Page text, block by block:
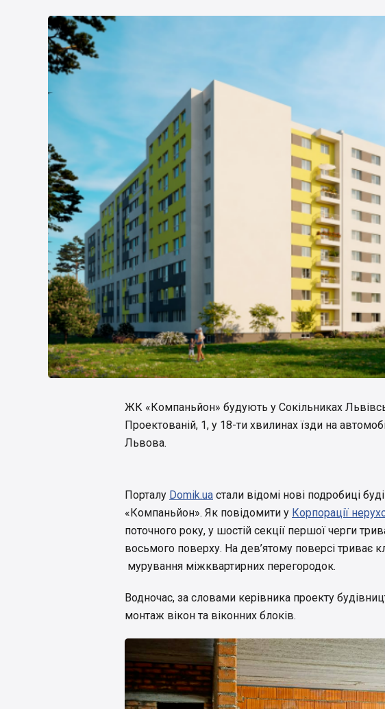
ЖК «Компаньйон» будують у Сокільниках
Проектованій, 1, у 18-ти хвилинах їзди на
Львова.
Порталу Domik.ua стали відомі нові подробиці
«Компаньйон». Як повідомити у Корпорації
поточного року, у шостій секції першої черги
восьмого поверху. На дев’ятому поверсі триває
мурування міжквартирних перегородок.
Водночас, за словами керівника проекту
монтаж вікон та віконних блоків.